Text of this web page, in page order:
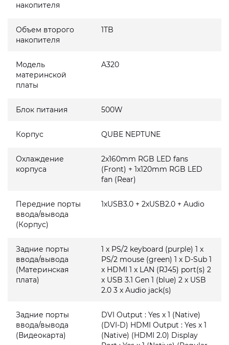
накопителя
Объем второго
накопителя
1TB
Модель
материнской
платы
A320
Блок питания 500W
Корпус QUBE NEPTUNE
Охлаждение
корпуса
2x160mm RGB LED fans
(Front) + 1x120mm RGB LED
fan (Rear)
Передние порты
ввода/вывода
(Корпус)
1xUSB3.0 + 2xUSB2.0 + Audio
Задние порты
ввода/вывода
(Материнская
плата)
1 x PS/2 keyboard (purple) 1 x
PS/2 mouse (green) 1 x D-Sub 1
x HDMI 1 x LAN (RJ45) port(s) 2
x USB 3.1 Gen 1 (blue) 2 x USB
2.0 3 x Audio jack(s)
Задние порты
ввода/вывода
(Видеокарта)
DVI Output : Yes x 1 (Native)
(DVI-D) HDMI Output : Yes x 1
(Native) (HDMI 2.0) Display